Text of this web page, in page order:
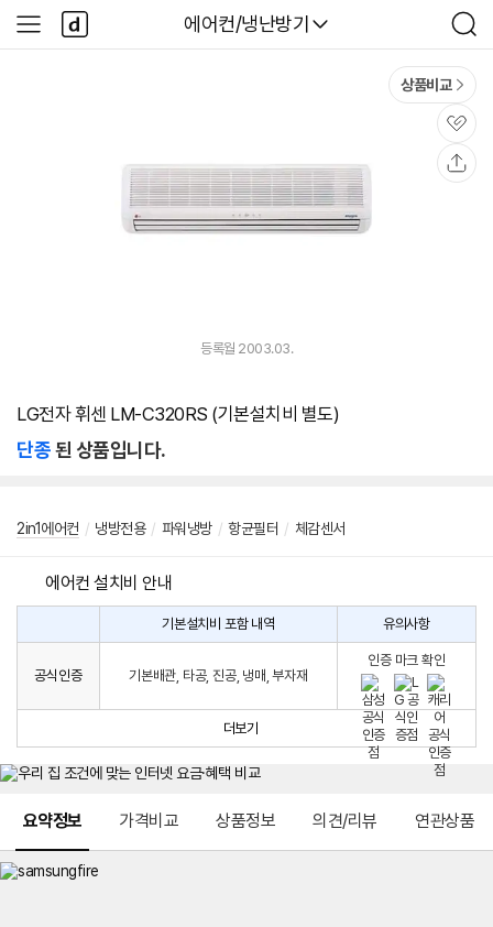
다나와
에어컨/냉난방기
검
색
사
이
다
나
와
상품비교
관
심
등록월 2003.03.
LG전자 휘센 LM-C320RS (기본설치비 별도)
단종된 상품입니다.
2in1에어컨 / 냉방전용 / 파워냉방 / 항균필터 / 체감센서
에어컨 설치비 안내
구
시
생
는
치
비
컨
설
기본설치비 포함 내역 유의사항
공식인증 기본배관, 타공, 진공, 냉매, 부자재
인증 마크 확인
더보기
요약정보 가격비교 상품정보 의견/리뷰 연관상품